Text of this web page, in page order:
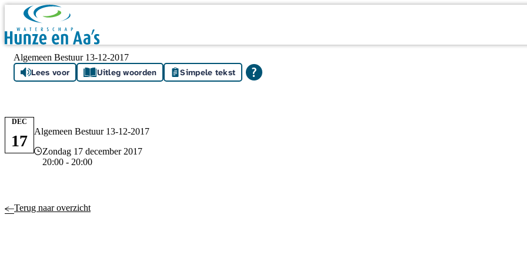
Skip navigation
Algemeen Bestuur 13-12-2017
Lees voor Uitleg woorden Simpele tekst
Algemeen Bestuur 13-12-2017
Datum en tijd
Zondag 17 december 2017
20:00 - 20:00
DEC
17
Terug naar overzicht